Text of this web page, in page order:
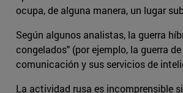
ocupa, de alguna manera, un lugar
Según algunos analistas, la guerra
congelados" (por ejemplo, la guerra
comunicación y sus servicios de
La actividad rusa es incomprensible